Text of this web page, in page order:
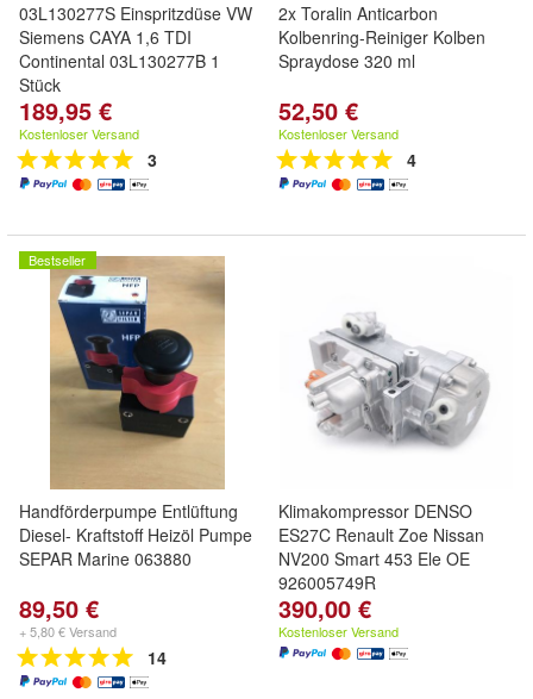
03L130277S Einspritzdüse VW
Siemens CAYA 1,6 TDI
Continental 03L130277B 1
Stück
189,95 €
Kostenloser Versand
3
2x Toralin Anticarbon
Kolbenring-Reiniger Kolben
Spraydose 320 ml
52,50 €
Kostenloser Versand
4
Bestseller
Handförderpumpe Entlüftung
Diesel- Kraftstoff Heizöl Pumpe
SEPAR Marine 063880
89,50 €
+ 5,80 € Versand
14
Klimakompressor DENSO
ES27C Renault Zoe Nissan
NV200 Smart 453 Ele OE
926005749R
390,00 €
Kostenloser Versand